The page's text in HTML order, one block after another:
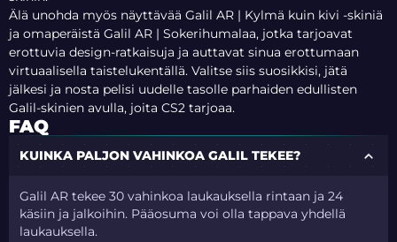
Älä unohda myös näyttävää Galil AR | Kylmä kuin kivi -skiniä
ja omaperäistä Galil AR | Sokerihumalaa, jotka tarjoavat
erottuvia design-ratkaisuja ja auttavat sinua erottumaan
virtuaalisella taistelukentällä. Valitse siis suosikkisi, jätä
jälkesi ja nosta pelisi uudelle tasolle parhaiden edullisten
Galil-skinien avulla, joita CS2 tarjoaa.
FAQ
KUINKA PALJON VAHINKOA GALIL TEKEE?
Galil AR tekee 30 vahinkoa laukauksella rintaan ja 24
käsiin ja jalkoihin. Pääosuma voi olla tappava yhdellä
laukauksella.